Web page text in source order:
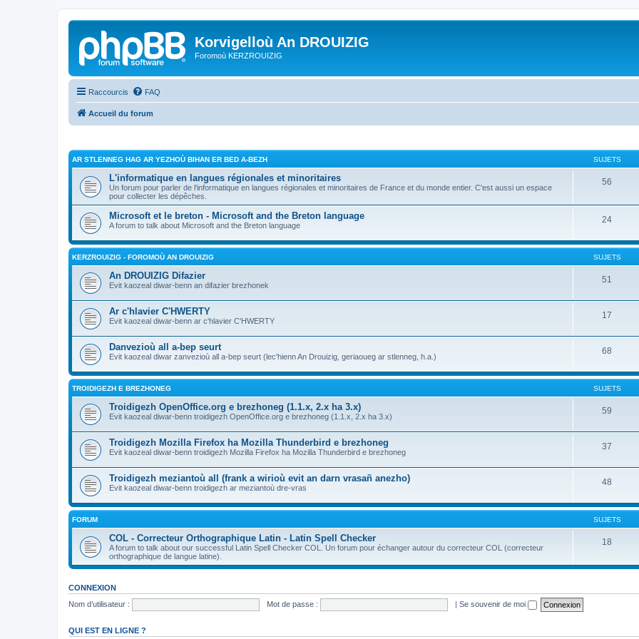
Korvigelloù An DROUIZIG
Foromoù KERZROUIZIG
Raccourcis FAQ
Accueil du forum
AR STLENNEG HAG AR YEZHOÙ BIHAN ER BED A-BEZH SUJETS
L'informatique en langues régionales et minoritaires
Un forum pour parler de l'informatique en langues régionales et minoritaires de France et du monde entier. C'est aussi un espace
pour collecter les dépêches.
56
Microsoft et le breton - Microsoft and the Breton language
A forum to talk about Microsoft and the Breton language
24
KERZROUIZIG - FOROMOÙ AN DROUIZIG SUJETS
An DROUIZIG Difazier
Evit kaozeal diwar-benn an difazier brezhonek
51
Ar c'hlavier C'HWERTY
Evit kaozeal diwar-benn ar c'hlavier C'HWERTY
17
Danvezioù all a-bep seurt
Evit kaozeal diwar zanvezioù all a-bep seurt (lec'hienn An Drouizig, geriaoueg ar stlenneg, h.a.)
68
TROIDIGEZH E BREZHONEG SUJETS
Troidigezh OpenOffice.org e brezhoneg (1.1.x, 2.x ha 3.x)
Evit kaozeal diwar-benn troidigezh OpenOffice.org e brezhoneg (1.1.x, 2.x ha 3.x)
59
Troidigezh Mozilla Firefox ha Mozilla Thunderbird e brezhoneg
Evit kaozeal diwar-benn troidigezh Mozilla Firefox ha Mozilla Thunderbird e brezhoneg
37
Troidigezh meziantoù all (frank a wirioù evit an darn vrasañ anezho)
Evit kaozeal diwar-benn troidigezh ar meziantoù dre-vras
48
FORUM SUJETS
COL - Correcteur Orthographique Latin - Latin Spell Checker
A forum to talk about our successful Latin Spell Checker COL. Un forum pour échanger autour du correcteur COL (correcteur
orthographique de langue latine).
18
CONNEXION
Nom d’utilisateur :
Mot de passe : | Se souvenir de moi
QUI EST EN LIGNE ?